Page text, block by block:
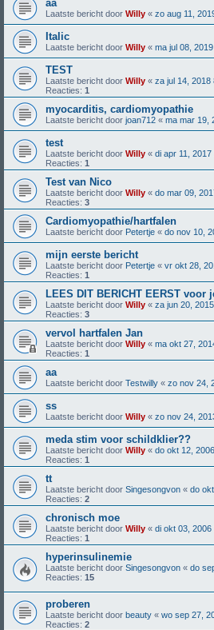
aa
Laatste bericht door Willy « zo aug 11,
Italic
Laatste bericht door Willy « ma jul 08,
TEST
Laatste bericht door Willy « za jul 14, 2018
Reacties: 1
myocarditis, cardiomyopathie
Laatste bericht door joan712 « ma mar 19,
test
Laatste bericht door Willy « di apr 11, 2017
Reacties: 1
Test van Nico
Laatste bericht door Willy « do mar 09,
Reacties: 3
Cardiomyopathie/hartfalen
Laatste bericht door Petertje « do nov 10,
mijn eerste bericht
Laatste bericht door Petertje « vr okt 28,
Reacties: 1
LEES DIT BERICHT EERST
Laatste bericht door Willy « za jun 20,
Reacties: 3
vervol hartfalen Jan
Laatste bericht door Willy « ma okt 27,
Reacties: 1
aa
Laatste bericht door Testwilly « zo nov 24,
ss
Laatste bericht door Willy « zo nov 24,
meda stim voor schildklier??
Laatste bericht door Willy « do okt 12,
Reacties: 1
tt
Laatste bericht door Singesongvon « do
Reacties: 2
chronisch moe
Laatste bericht door Willy « di okt 03, 2006
Reacties: 1
hyperinsulinemie
Laatste bericht door Singesongvon « do
Reacties: 15
proberen
Laatste bericht door beauty « wo sep 27,
Reacties: 2